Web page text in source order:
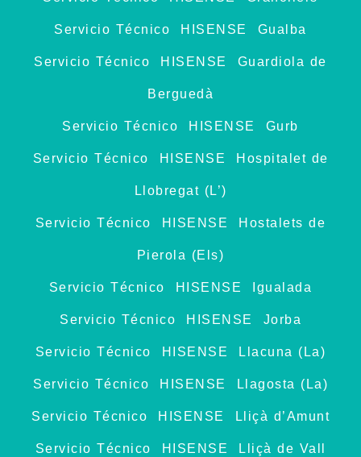
Servicio Técnico HISENSE Gualba
Servicio Técnico HISENSE Guardiola de
Berguedà
Servicio Técnico HISENSE Gurb
Servicio Técnico HISENSE Hospitalet de
Llobregat (L’)
Servicio Técnico HISENSE Hostalets de
Pierola (Els)
Servicio Técnico HISENSE Igualada
Servicio Técnico HISENSE Jorba
Servicio Técnico HISENSE Llacuna (La)
Servicio Técnico HISENSE Llagosta (La)
Servicio Técnico HISENSE Lliçà d’Amunt
Servicio Técnico HISENSE Lliçà de Vall